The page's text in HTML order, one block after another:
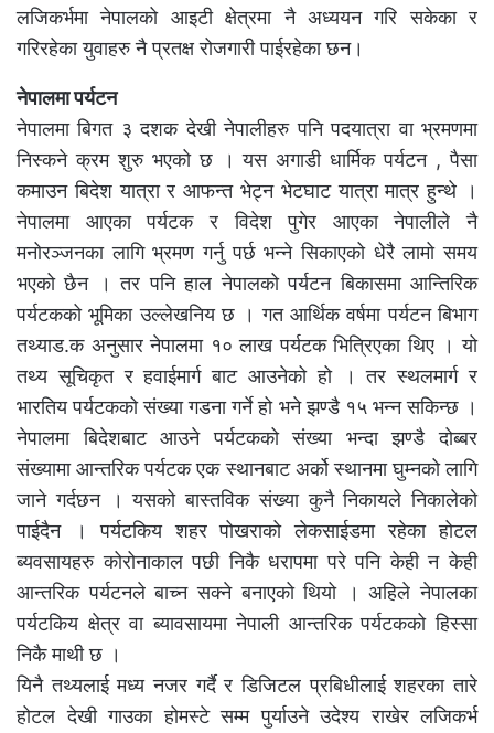
लजिकर्भमा नेपालको आइटी क्षेत्रमा नै अध्ययन गरि सकेका र
गरिरहेका युवाहरु नै प्रतक्ष रोजगारी पाईरहेका छन।
नेपालमा पर्यटन
नेपालमा बिगत ३ दशक देखी नेपालीहरु पनि पदयात्रा वा भ्रमणमा
निस्कने क्रम शुरु भएको छ । यस अगाडी धार्मिक पर्यटन , पैसा
कमाउन बिदेश यात्रा र आफन्त भेट्न भेटघाट यात्रा मात्र हुन्थे ।
नेपालमा आएका पर्यटक र विदेश पुगेर आएका नेपालीले नै
मनोरञ्जनका लागि भ्रमण गर्नु पर्छ भन्ने सिकाएको धेरै लामो समय
भएको छैन । तर पनि हाल नेपालको पर्यटन बिकासमा आन्तिरिक
पर्यटकको भूमिका उल्लेखनिय छ । गत आर्थिक वर्षमा पर्यटन बिभाग
तथ्याड.क अनुसार नेपालमा १० लाख पर्यटक भित्रिएका थिए । यो
तथ्य सूचिकृत र हवाईमार्ग बाट आउनेको हो । तर स्थलमार्ग र
भारतिय पर्यटकको संख्या गडना गर्ने हो भने झण्डै १५ भन्न सकिन्छ ।
नेपालमा बिदेशबाट आउने पर्यटकको संख्या भन्दा झण्डै दोब्बर
संख्यामा आन्तरिक पर्यटक एक स्थानबाट अर्को स्थानमा घुम्नको लागि
जाने गर्दछन । यसको बास्तविक संख्या कुनै निकायले निकालेको
पाईदैन । पर्यटकिय शहर पोखराको लेकसाईडमा रहेका होटल
ब्यवसायहरु कोरोनाकाल पछी निकै धरापमा परे पनि केही न केही
आन्तरिक पर्यटनले बाच्न सक्ने बनाएको थियो । अहिले नेपालका
पर्यटकिय क्षेत्र वा ब्यावसायमा नेपाली आन्तरिक पर्यटकको हिस्सा
निकै माथी छ ।
यिनै तथ्यलाई मध्य नजर गर्दै र डिजिटल प्रबिधीलाई शहरका तारे
होटल देखी गाउका होमस्टे सम्म पुर्याउने उदेश्य राखेर लजिकर्भ